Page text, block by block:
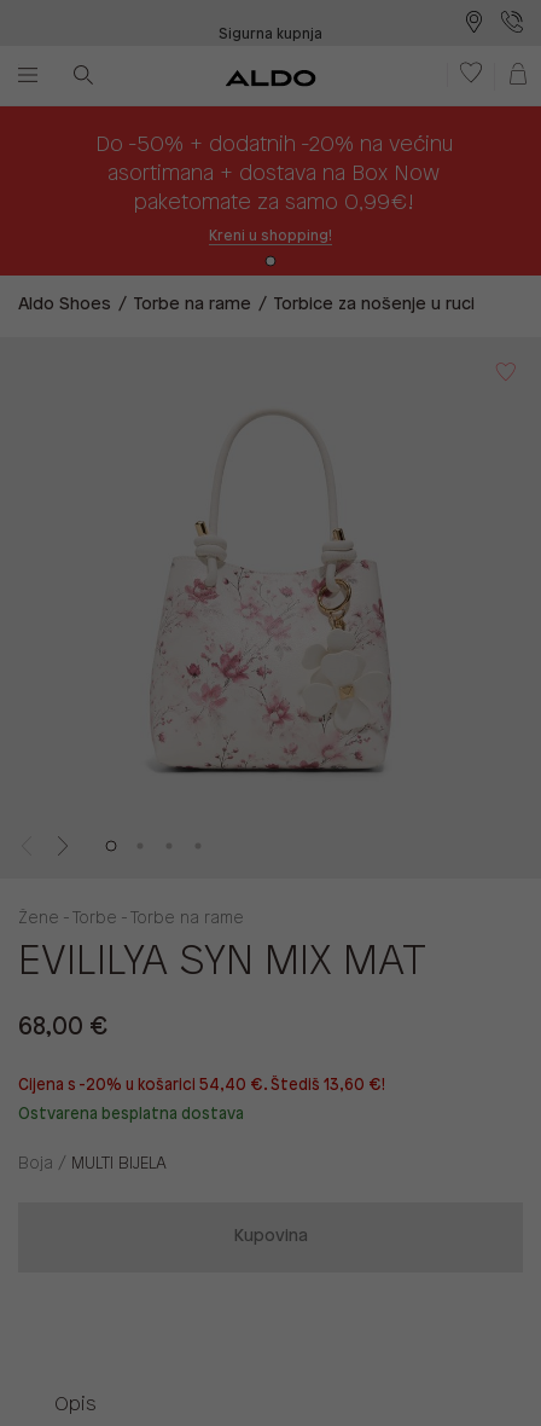
Sigurna kupnja
Do -50% + dodatnih -20% na većinu
asortimana + dostava na Box Now
paketomate za samo 0,99€!
Kreni u shopping!
Aldo Shoes Torbe na rame Torbice za nošenje u ruci
Žene - Torbe - Torbe na rame
EVILILYA SYN MIX MAT
68,00 €
Cijena s -20% u košarici 54,40 €. Štediš 13,60 €!
Ostvarena besplatna dostava
Boja / MULTI BIJELA
Kupovina
Opis